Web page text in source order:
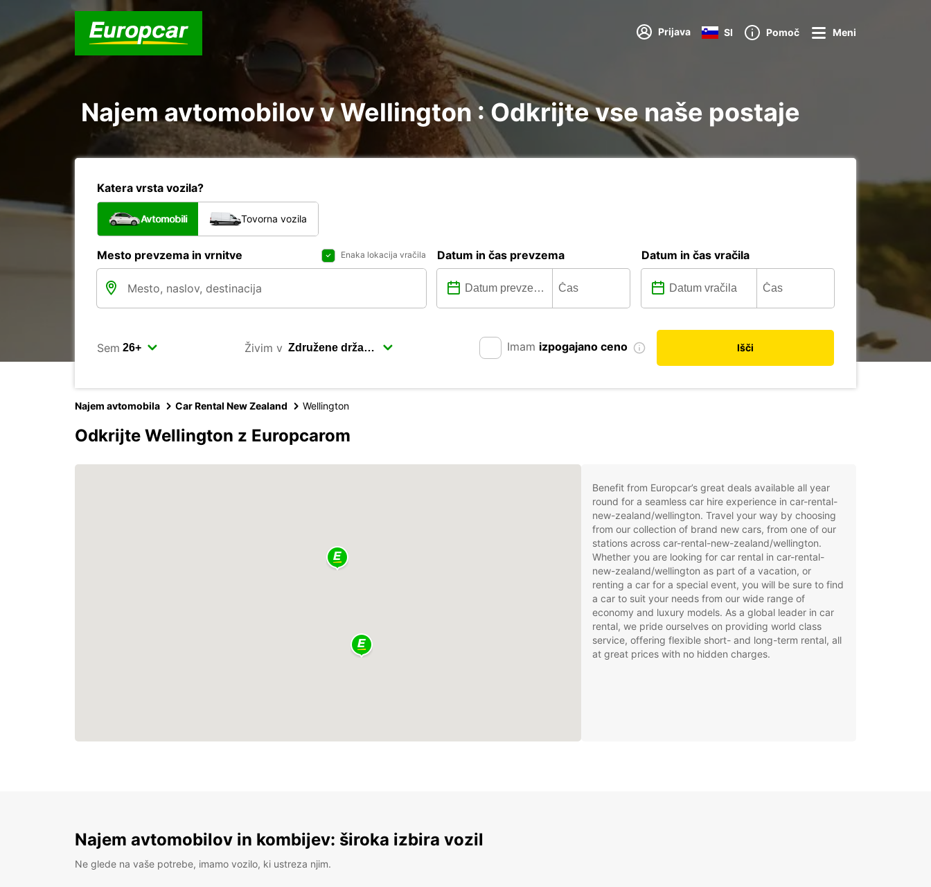
Prijava SI Pomoč Meni
Najem avtomobilov v Wellington : Odkrijte vse naše postaje
Katera vrsta vozila?
Avtomobili Tovorna vozila
Mesto prevzema in vrnitve Enaka lokacija vračila Datum in čas prevzema Datum in čas vračila
Sem Živim v Imam izpogajano ceno Išči
Najem avtomobila Car Rental New Zealand Wellington
Odkrijte Wellington z Europcarom
Benefit from Europcar’s great deals available all year
round for a seamless car hire experience in car-rental-
new-zealand/wellington. Travel your way by choosing
from our collection of brand new cars, from one of our
stations across car-rental-new-zealand/wellington.
Whether you are looking for car rental in car-rental-
new-zealand/wellington as part of a vacation, or
renting a car for a special event, you will be sure to find
a car to suit your needs from our wide range of
economy and luxury models. As a global leader in car
rental, we pride ourselves on providing world class
service, offering flexible short- and long-term rental, all
at great prices with no hidden charges.
Najem avtomobilov in kombijev: široka izbira vozil
Ne glede na vaše potrebe, imamo vozilo, ki ustreza njim.